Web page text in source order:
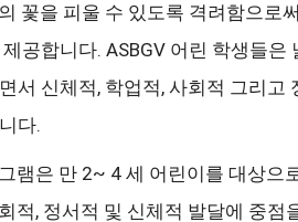
꽃을 피울 수 있도록 격려함으로
공합니다. ASBGV 어린 학생들은
서 신체적, 학업적, 사회적 그리고
다.
램은 만 2~ 4 세 어린이를 대상으
적, 정서적 및 신체적 발달에 중점